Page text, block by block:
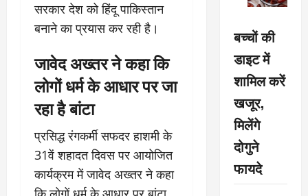
सरकार देश को हिंदू पाकिस्तान
बनाने का प्रयास कर रही है।
जावेद अख्तर ने कहा कि
लोगों धर्म के आधार पर जा
रहा है बांटा
प्रसिद्ध रंगकर्मी सफदर हाशमी के
31वें शहादत दिवस पर आयोजित
कार्यक्रम में जावेद अख्तर ने कहा
बच्चों की
डाइट में
शामिल करें
खजूर,
मिलेंगे
दोगुने
फायदे